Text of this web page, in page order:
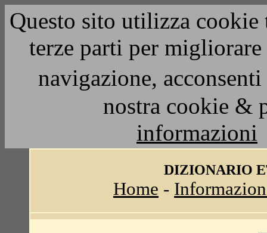
Questo sito utilizza
terze parti per
navigazione,
nostra cookie &
informazioni
DIZIONARIO
Home -